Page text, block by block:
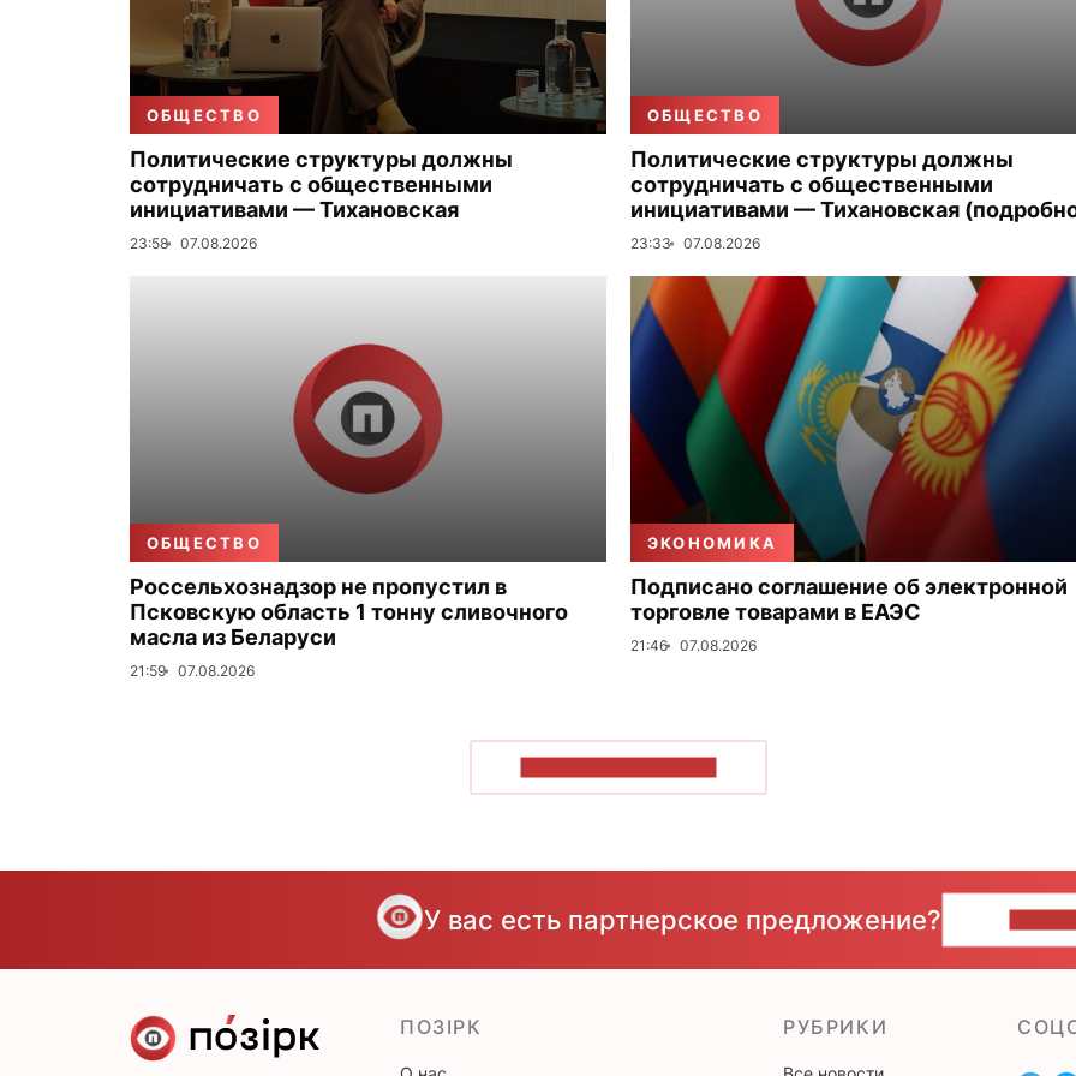
ОБЩЕСТВО
Политические структуры должны
сотрудничать с общественными
инициативами — Тихановская
23:58 07.08.2026
ОБЩЕСТВО
Политические структуры должны
сотрудничать с общественными
инициативами — Тихановская
23:33 07.08.2026
ОБЩЕСТВО
Россельхознадзор не пропустил в
Псковскую область 1 тонну сливочного
масла из Беларуси
21:59 07.08.2026
ЭКОНОМИКА
Подписано соглашение об электронной
торговле товарами в ЕАЭС
21:46 07.08.2026
У вас есть партнерское предложение?
ПОЗІРК РУБРИКИ